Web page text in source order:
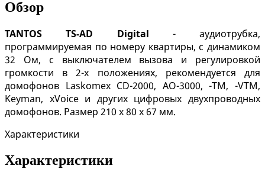
Обзор
TANTOS TS-AD Digital - аудиотрубка,
программируемая по номеру квартиры, с динамиком
32 Ом, с выключателем вызова и регулировкой
громкости в 2-х положениях, рекомендуется для
домофонов Laskomex CD-2000, АО-3000, -TM, -VTM,
Keyman, xVoice и других цифровых двухпроводных
домофонов. Размер 210 х 80 х 67 мм.
Характеристики
Характеристики